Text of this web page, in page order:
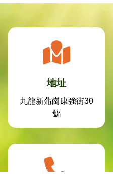
地址
九龍新蒲崗康強街30
號